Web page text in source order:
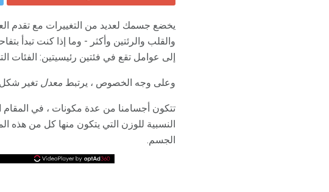
يخضع جسمك لعديد من التغييرات مع تقدم
والقلب والرئتين وأكثر - وما إذا كنت
إلى عوامل تقع في فئتين رئيسيتين: الفئات
وعلى وجه الخصوص ، يرتبط معدل تغير شكل
تتكون أجسامنا من عدة مكونات ، في المقام
النسبية للوزن التي يتكون منها كل من هذه
الجسم.